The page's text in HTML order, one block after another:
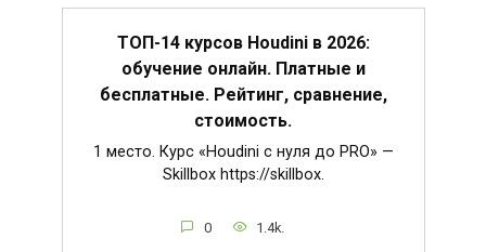
ТОП-14 курсов Houdini в 2026:
обучение онлайн. Платные и
бесплатные. Рейтинг, сравнение,
стоимость.
1 место. Курс «Houdini c нуля до PRO» —
Skillbox https://skillbox.
0 1.4k.